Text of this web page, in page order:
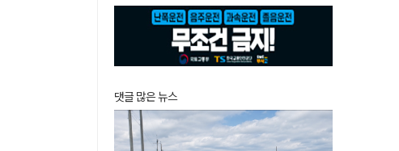
댓글 많은 뉴스